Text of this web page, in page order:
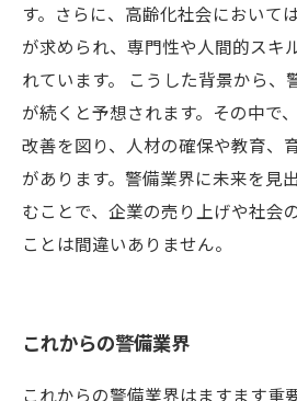
す。さらに、高齢化社会において
が求められ、専門性や人間的スキ
れています。 こうした背景から、
が続くと予想されます。その中で
改善を図り、人材の確保や教育、
があります。警備業界に未来を見
むことで、企業の売り上げや社会
ことは間違いありません。
これからの警備業界
これからの警備業界はますます重